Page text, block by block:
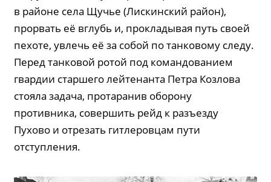
в районе села Щучье (Лискинский район),
прорвать её вглубь и, прокладывая путь своей
пехоте, увлечь её за собой по танковому следу.
Перед танковой ротой под командованием
гвардии старшего лейтенанта Петра Козлова
стояла задача, протаранив оборону
противника, совершить рейд к разъезду
Пухово и отрезать гитлеровцам пути
отступления.